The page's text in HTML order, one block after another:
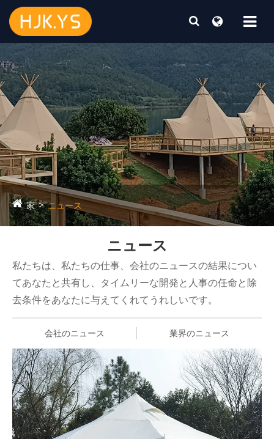
家 ニュース
ニュース
私たちは、私たちの仕事、会社のニュースの結果につい
てあなたと共有し、タイムリーな開発と人事の任命と除
去条件をあなたに与えてくれてうれしいです。
会社のニュース 業界のニュース